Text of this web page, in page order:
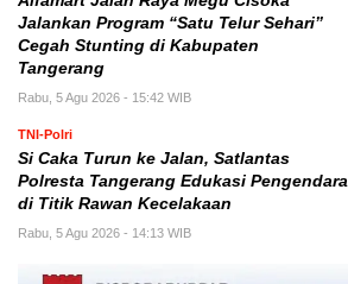
Jalankan Program “Satu Telur Sehari”
Cegah Stunting di Kabupaten
Tangerang
Rabu, 5 Agu 2026 - 15:42 WIB
TNI-Polri
Si Caka Turun ke Jalan, Satlantas
Polresta Tangerang Edukasi Pengendara
di Titik Rawan Kecelakaan
Rabu, 5 Agu 2026 - 14:13 WIB